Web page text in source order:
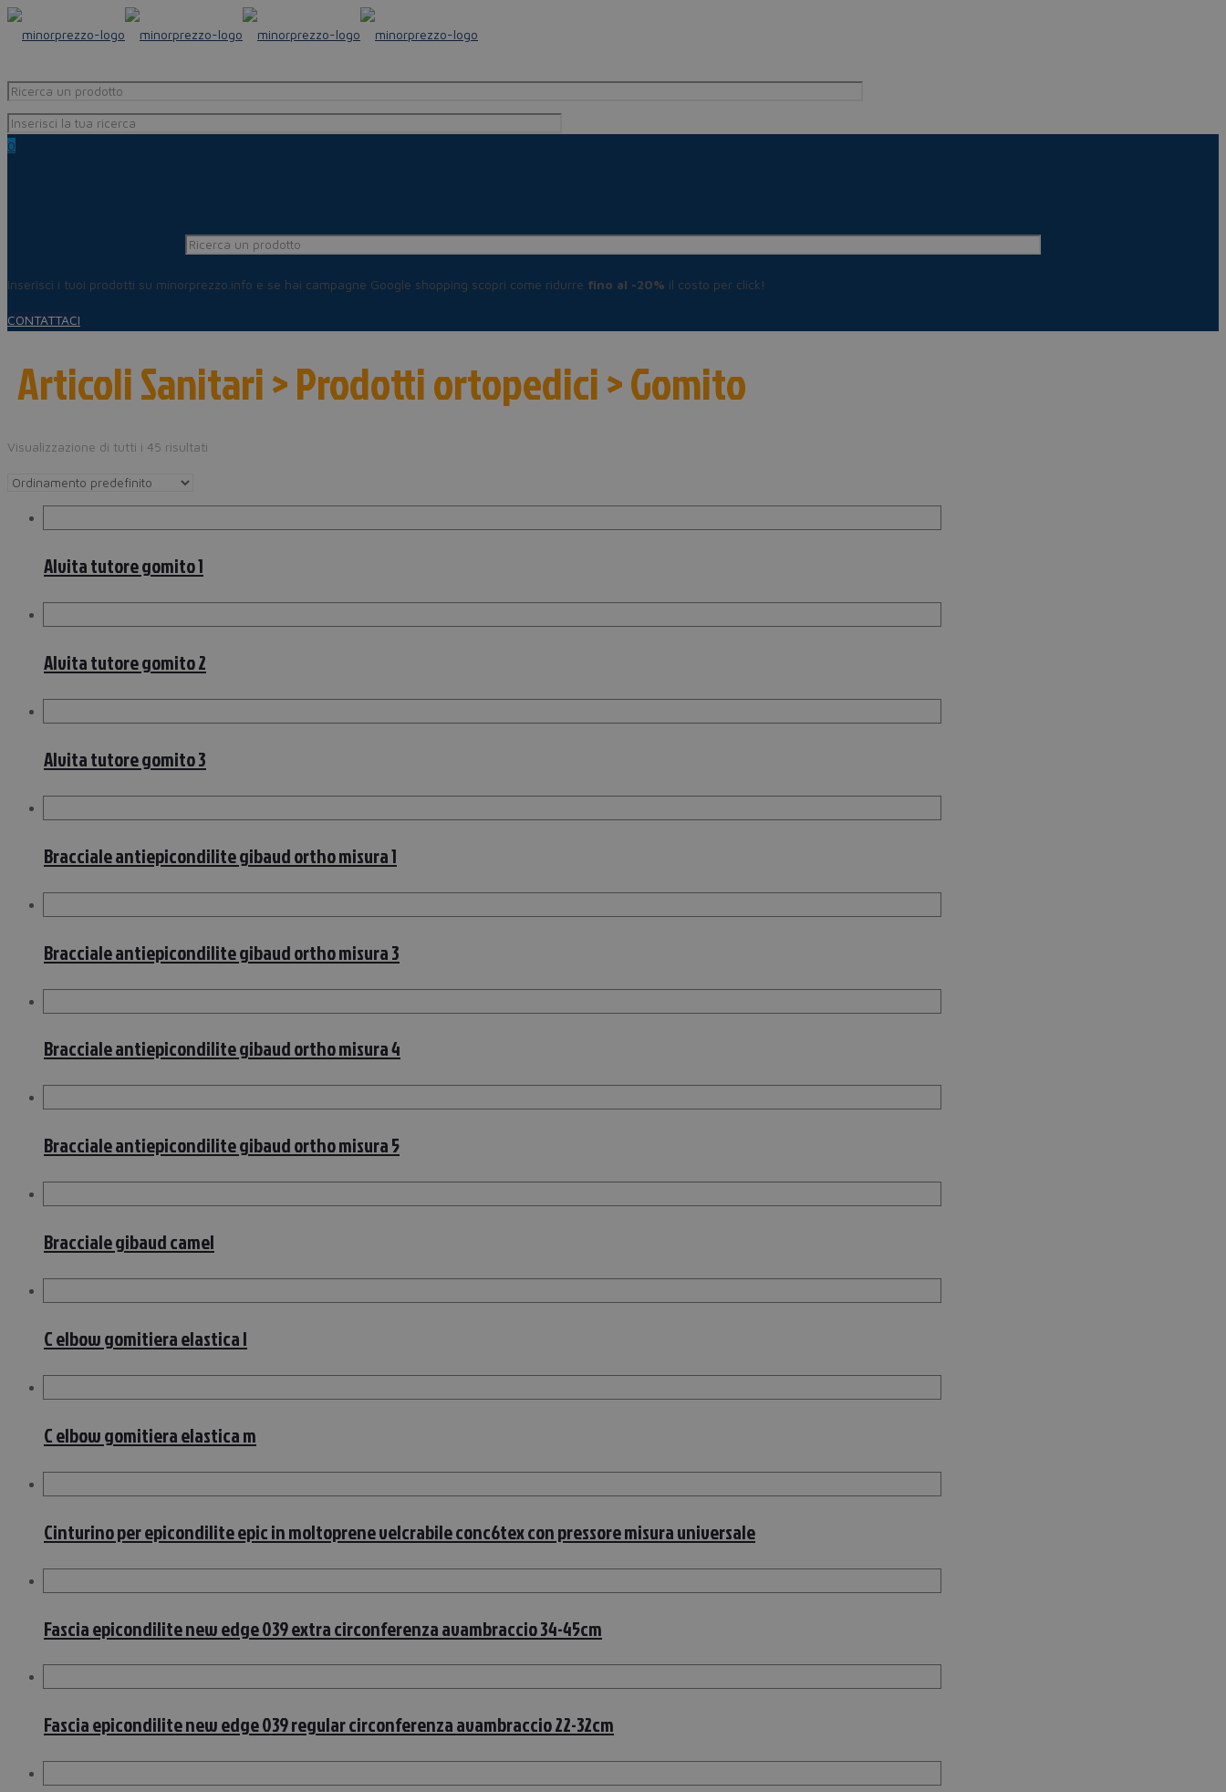
0
Inserisci i tuoi prodotti su minorprezzo.info e se hai campagne Google shopping scopri come ridurre fino al -20% il costo per click!
CONTATTACI
Articoli Sanitari > Prodotti ortopedici > Gomito
Visualizzazione di tutti i 45 risultati
Alvita tutore gomito 1
Alvita tutore gomito 2
Alvita tutore gomito 3
Bracciale antiepicondilite gibaud ortho misura 1
Bracciale antiepicondilite gibaud ortho misura 3
Bracciale antiepicondilite gibaud ortho misura 4
Bracciale antiepicondilite gibaud ortho misura 5
Bracciale gibaud camel
C elbow gomitiera elastica l
C elbow gomitiera elastica m
Cinturino per epicondilite epic in moltoprene velcrabile conc6tex con pressore misura universale
Fascia epicondilite new edge 039 extra circonferenza avambraccio 34-45cm
Fascia epicondilite new edge 039 regular circonferenza avambraccio 22-32cm